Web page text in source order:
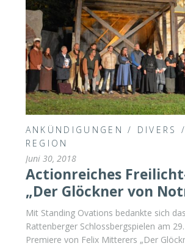
ANKÜNDIGUNGEN / DIVERS /
REGION
Juni 30, 2018
Actionreiches
„Der Glöckner von
Mit Standing Ovations bedankte sich
Rattenberger Schlossbergspielen am
Premiere von Felix Mitterers „Der